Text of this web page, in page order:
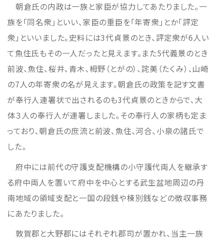
朝倉氏の内政は一族と家臣が協力してあたりました。一
族を「同名衆」といい、家臣の重臣を「年寄衆」とか「評定
衆」といいました。史料には3代貞景のとき、評定衆が6人い
て魚住氏もその一人だったと見えます。また5代義景のとき
前波、魚住、桜井、青木、栂野（とがの）、詫美（たくみ）、山崎
の7人の年寄衆の名が見えます。朝倉氏の政策を記す文書
が奉行人連署状で出されるのも3代貞景のときからで、大
体３人の奉行人が連署しました。その奉行人の家柄も定ま
っており、朝倉氏の庶流と前波、魚住、河合、小泉の諸氏で
した。
府中には前代の守護支配機構の小守護代両人を継承す
る府中両人を置いて府中を中心とする武生盆地周辺の丹
南地域の領域支配と一国の段銭や棟別銭などの徴収事務
にあたりました。
敦賀郡と大野郡にはそれぞれ郡司が置かれ、当主一族